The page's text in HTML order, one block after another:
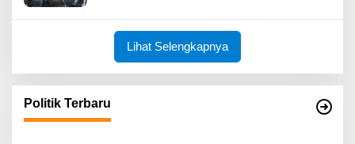
Lihat Selengkapnya
Politik Terbaru